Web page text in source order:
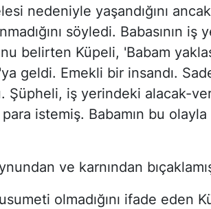
nedeniyle yaşandığını ancak
söyledi. Babasının iş
belirten Küpeli, 'Babam
geldi. Emekli bir insandı.
Şüpheli, iş yerindeki alacak-
istemiş. Babamın bu
ve karnından
olmadığını ifade eden